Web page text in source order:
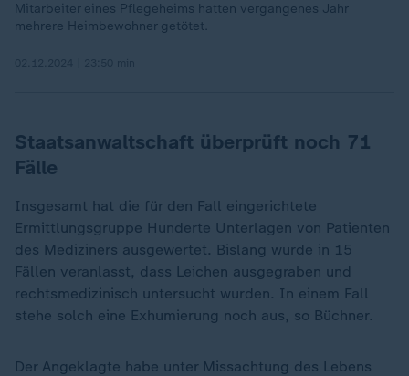
Mitarbeiter eines Pflegeheims hatten vergangenes Jahr
mehrere Heimbewohner getötet.
Staatsanwaltschaft überprüft noch 71
Fälle
Insgesamt hat die für den Fall eingerichtete
Ermittlungsgruppe Hunderte Unterlagen von Patienten
des Mediziners ausgewertet. Bislang wurde in 15
Fällen veranlasst, dass Leichen ausgegraben und
rechtsmedizinisch untersucht wurden. In einem Fall
stehe solch eine Exhumierung noch aus, so Büchner.
Der Angeklagte habe unter Missachtung des Lebens